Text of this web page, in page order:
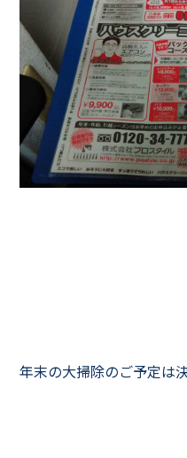
年末の大掃除のご予定は